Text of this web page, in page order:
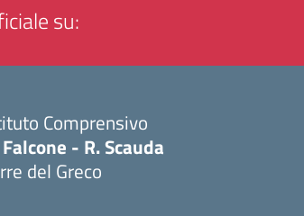
su:
Comprensivo
Falcone - R. Scauda
del Greco